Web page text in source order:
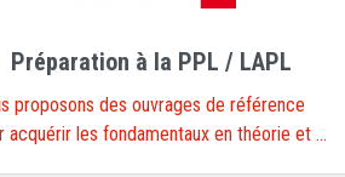
Préparation à la PPL / LAPL
proposons des ouvrages de référence
acquérir les fondamentaux en théorie et ...